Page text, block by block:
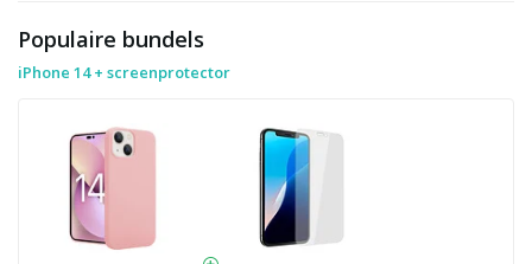
Populaire bundels
iPhone 14 + screenprotector